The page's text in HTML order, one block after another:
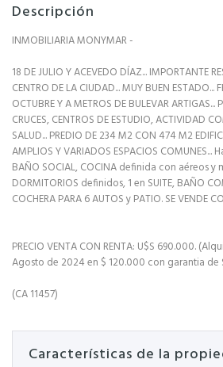
Descripción
INMOBILIARIA MONYMAR -
18 DE JULIO Y ACEVEDO DÍAZ... IMPORTANTE
CENTRO DE LA CIUDAD... MUY BUEN ESTADO...
OCTUBRE Y A METROS DE BULEVAR ARTIGAS...
CRUCES, CENTROS DE ESTUDIO, ACTIVIDAD
SALUD... PREDIO DE 234 M2 CON 474 M2
AMPLIOS Y VARIADOS ESPACIOS
BAÑO SOCIAL, COCINA definida con aéreos
DORMITORIOS definidos, 1 en SUITE, BAÑO
COCHERA PARA 6 AUTOS y PATIO. SE VENDE
PRECIO VENTA CON RENTA: U$S 690.000.
Agosto de 2024 en $ 120.000 con garantia de
(CA 11457)
Características de la